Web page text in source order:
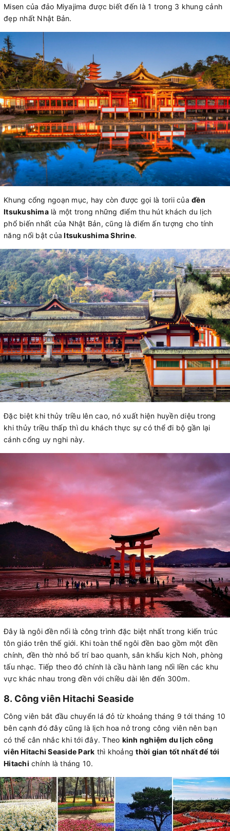
Misen của đảo Miyajima được biết đến là 1 trong 3 khung cảnh
đẹp nhất Nhật Bản.
Khung cổng ngoạn mục, hay còn được gọi là torii của đền
Itsukushimalà một trong những điểm thu hút khách du lịch
phổ biến nhất của Nhật Bản, cũng là điểm ấn tượng cho tính
năng nổi bật của Itsukushima Shrine.
Đặc biệt khi thủy triều lên cao, nó xuất hiện huyền diệu trong
khi thủy triều thấp thì du khách thực sự có thể đi bộ gần lại
cánh cổng uy nghi này.
Đây là ngôi đền nổi là công trình đặc biệt nhất trong kiến trúc
tôn giáo trên thế giới. Khi toàn thể ngôi đền bao gồm một đền
chính, đền thờ nhỏ bố trí bao quanh, sân khấu kịch Noh, phòng
tấu nhạc. Tiếp theo đó chính là cầu hành lang nối liền các khu
vực khác nhau trong đền với chiều dài lên đến 300m.
8. Công viên Hitachi Seaside
Công viên bắt đầu chuyển lá đỏ từ khoảng tháng 9 tới tháng 10
bên cạnh đó đây cũng là lịch hoa nở trong công viên nên bạn
có thể cân nhắc khi tới đây. Theo kinh nghiệm du lịch công
viên Hitachi Seaside Park thì khoảngthời gian tốt nhất để tới
Hitachi chính là tháng 10.